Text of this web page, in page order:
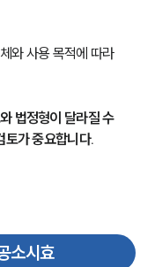
와 사용 목적에 따라
법정형이 달라질 수
토가 중요합니다.
소시효